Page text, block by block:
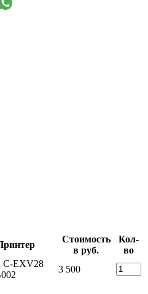
Стоимость
в руб.
Кол-
во
C-EXV28
3 500